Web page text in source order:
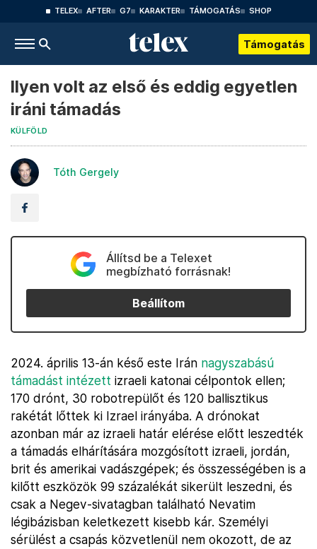
TELEX AFTER G7 KARAKTER TÁMOGATÁS SHOP
Támogatás
Ilyen volt az első és eddig egyetlen
iráni támadás
KÜLFÖLD
Tóth Gergely
Állítsd be a Telexet
megbízható forrásnak!
Beállítom
2024. április 13-án késő este Irán nagyszabású
támadást intézett izraeli katonai célpontok ellen;
170 drónt, 30 robotrepülőt és 120 ballisztikus
rakétát lőttek ki Izrael irányába. A drónokat
azonban már az izraeli határ elérése előtt leszedték
a támadás elhárítására mozgósított izraeli, jordán,
brit és amerikai vadászgépek; és összességében is a
kilőtt eszközök 99 százalékát sikerült leszedni, és
csak a Negev-sivatagban található Nevatim
légibázisban keletkezett kisebb kár. Személyi
sérülést a csapás közvetlenül nem okozott, de az